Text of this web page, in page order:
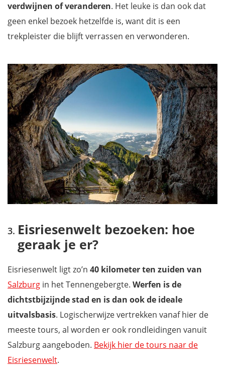
verdwijnen of veranderen. Het leuke is dan ook dat
geen enkel bezoek hetzelfde is, want dit is een
trekpleister die blijft verrassen en verwonderen.
Eisriesenwelt bezoeken: hoe
geraak je er?
Eisriesenwelt ligt zo’n 40 kilometer ten zuiden van
Salzburg in het Tennengebergte. Werfen is de
dichtstbijzijnde stad en is dan ook de ideale
uitvalsbasis. Logischerwijze vertrekken vanaf hier de
meeste tours, al worden er ook rondleidingen vanuit
Salzburg aangeboden. Bekijk hier de tours naar de
Eisriesenwelt.